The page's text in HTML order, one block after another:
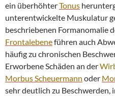
ein überhöhterTonus
unterentwickelte Muskulatur
beschriebenen Formanomalie
Frontalebeneführen auch
häufig zu chronischen
Erworbene Schäden an der
MorbusScheuermann oder
sehr deutlich zu Beschwerden,